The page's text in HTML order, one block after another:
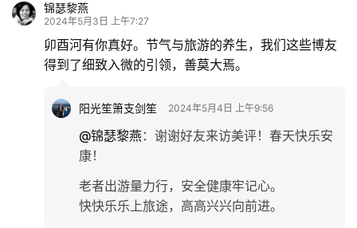
锦瑟黎燕
2024年5月3日 上午7:27
卯酉河有你真好。节气与旅游的养生，我们这些博友
得到了细致入微的引领，善莫大焉。
阳光笙箫支剑笙 2024年5月4日 上午9:56
@锦瑟黎燕： 谢谢好友来访美评！春天快乐安
康！
老者出游量力行，安全健康牢记心。
快快乐乐上旅途，高高兴兴向前进。